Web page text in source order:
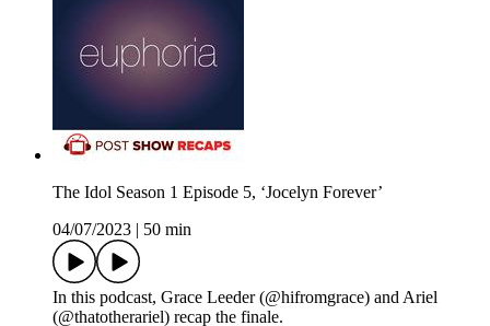
The Idol Season 1 Episode 5, ‘Jocelyn Forever’
04/07/2023
50 min
In this podcast, Grace Leeder (@hifromgrace) and Ariel
(@thatotherariel) recap the finale.